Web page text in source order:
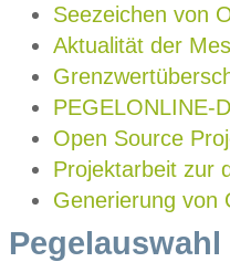
Seezeichen von
Aktualität der
PEGELONLINE-
Open Source
Projektarbeit zur
Generierung von